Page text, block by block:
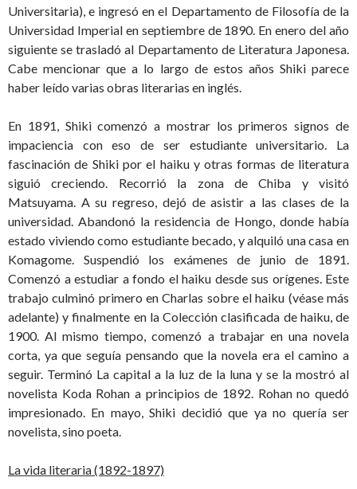
Universitaria), e ingresó en el Departamento de Filosofía de la
Universidad Imperial en septiembre de 1890. En enero del año
siguiente se trasladó al Departamento de Literatura Japonesa.
Cabe mencionar que a lo largo de estos años Shiki parece
haber leído varias obras literarias en inglés.
En 1891, Shiki comenzó a mostrar los primeros signos de
impaciencia con eso de ser estudiante universitario. La
fascinación de Shiki por el haiku y otras formas de literatura
siguió creciendo. Recorrió la zona de Chiba y visitó
Matsuyama. A su regreso, dejó de asistir a las clases de la
universidad. Abandonó la residencia de Hongo, donde había
estado viviendo como estudiante becado, y alquiló una casa en
Komagome. Suspendió los exámenes de junio de 1891.
Comenzó a estudiar a fondo el haiku desde sus orígenes. Este
trabajo culminó primero en Charlas sobre el haiku (véase más
adelante) y finalmente en la Colección clasificada de haiku, de
1900. Al mismo tiempo, comenzó a trabajar en una novela
corta, ya que seguía pensando que la novela era el camino a
seguir. Terminó La capital a la luz de la luna y se la mostró al
novelista Koda Rohan a principios de 1892. Rohan no quedó
impresionado. En mayo, Shiki decidió que ya no quería ser
novelista, sino poeta.
La vida literaria (1892-1897)